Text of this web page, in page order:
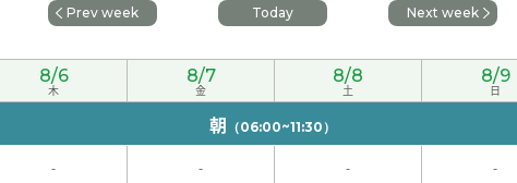
非常感谢老师！下次见。 ( 女性 )
有趣。果然，日本除了香蕉以外的水果都很贵。期待下次見！
Prev week Today Next week
8/6
木
8/7
金
8/8
土
8/9
日
朝 （06:00~11:30）
- - - -